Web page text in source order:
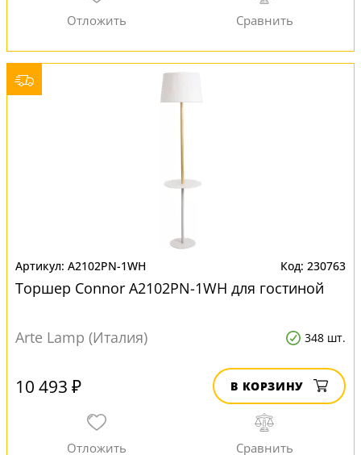
A2102PN-1WH 230763
Торшер Connor A2102PN-1WH для гостиной
Arte Lamp (Италия) 348 шт.
10 493 ₽ В КОРЗИНУ